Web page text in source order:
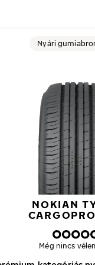
NOKIAN
Nyári
Még nincs